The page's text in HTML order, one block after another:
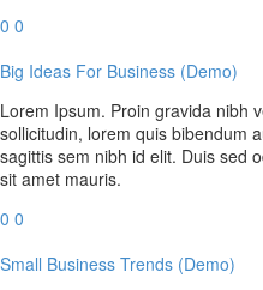
0 0
Big Ideas For Business (Demo)
Lorem Ipsum. Proin gravida nibh
sollicitudin, lorem quis bibendum
sagittis sem nibh id elit. Duis sed
sit amet mauris.
0 0
Small Business Trends (Demo)